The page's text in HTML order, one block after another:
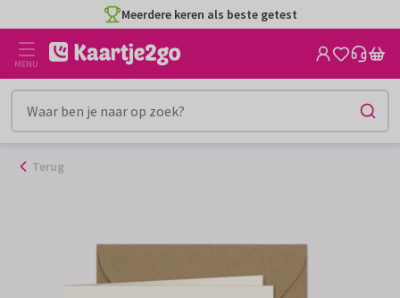
naar
inhoud
Meerdere keren als beste getest
MENU
Terug